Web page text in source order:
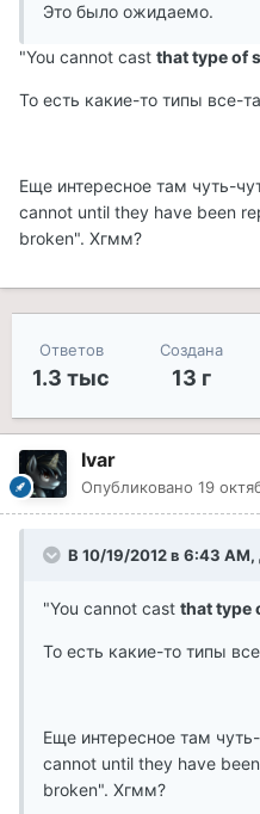
Это было ожидаемо.
"You cannot cast that type of
То есть какие-то типы все-
Еще интересное там чуть-
cannot until they have been
broken". Хгмм?
Ответов
1.3 тыс
Создана
13 г
Ivar
Опубликовано 19
В 10/19/2012 в 6:43
"You cannot cast that type
То есть какие-то типы
Еще интересное там
cannot until they have
broken". Хгмм?